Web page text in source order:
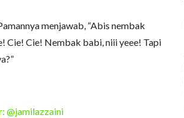
menjawab, “Abis nembak
Cie! Cie! Nembak babi, niii yeee! Tapi
@jamilazzaini